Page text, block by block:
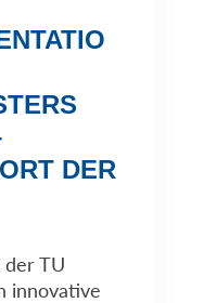
DER
TU
innovative